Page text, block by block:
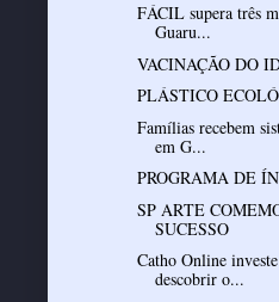
FÁCIL supera três
Guaru...
VACINAÇÃO DO
PLÁSTICO
Famílias recebem
em G...
PROGRAMA DE
SP ARTE
SUCESSO
Catho Online
descobrir o...